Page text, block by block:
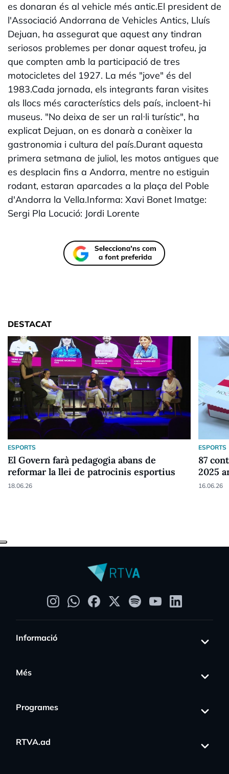
es donaran és al vehicle més antic.El president de
l'Associació Andorrana de Vehicles Antics, Lluís
Dejuan, ha assegurat que aquest any tindran
seriosos problemes per donar aquest trofeu, ja
que compten amb la participació de tres
motocicletes del 1927. La més "jove" és del
1983.Cada jornada, els integrants faran visites
als llocs més característics dels país, incloent-hi
museus. "No deixa de ser un ral·li turístic", ha
explicat Dejuan, on es donarà a conèixer la
gastronomia i cultura del país.Durant aquesta
primera setmana de juliol, les motos antigues que
es desplacin fins a Andorra, mentre no estiguin
rodant, estaran aparcades a la plaça del Poble
d'Andorra la Vella.Informa: Xavi Bonet Imatge:
Sergi Pla Locució: Jordi Lorente
DESTACAT
ESPORTS
El Govern farà pedagogia abans de
reformar la llei de patrocinis esportius
18.06.26
ESPORTS
87
2025
16.06.26
Informació
Més
Programes
RTVA.ad